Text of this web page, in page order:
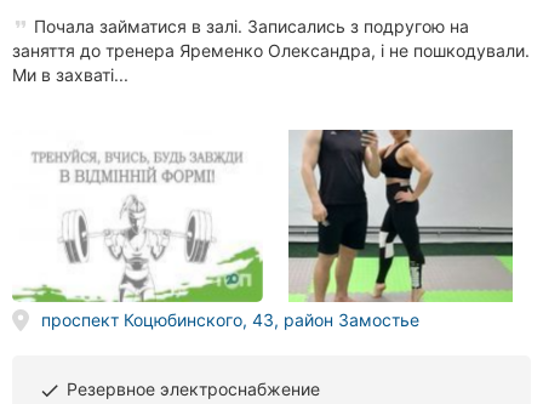
города:
Житомир
Почала займатися в залі. Записались з подругою на
заняття до тренера Яременко Олександра, і не пошкодували.
Ми в захваті...
проспект Коцюбинского, 43, район Замостье
done Резервное электроснабжение